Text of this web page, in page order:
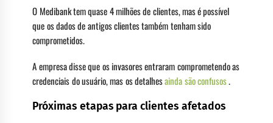
O Medibank tem quase 4 milhões de clientes, mas é possível
que os dados de antigos clientes também tenham sido
comprometidos.
A empresa disse que os invasores entraram comprometendo as
credenciais do usuário, mas os detalhesainda são confusos.
Próximas etapas para clientes afetados